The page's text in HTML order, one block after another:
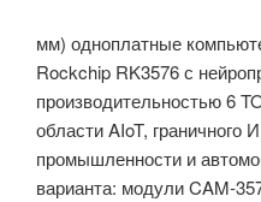
мм) одноплатные
Rockchip RK3576 с
производительностью 6
области AIoT, граничного
промышленности и
варианта: модули CAM-